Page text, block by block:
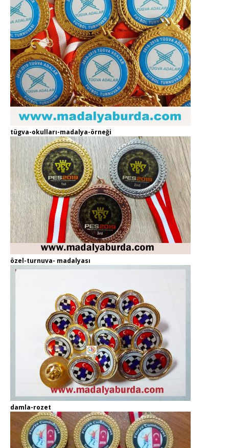
tügva-okulları-madalya-örneği
özel-turnuva- madalyası
damla-rozet